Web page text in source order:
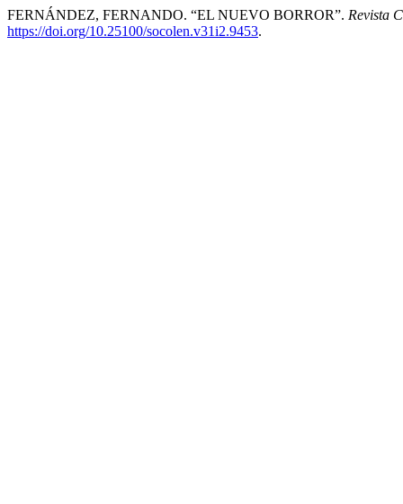
FERNÁNDEZ, FERNANDO. “EL NUEVO BORROR”. Revista
https://doi.org/10.25100/socolen.v31i2.9453.